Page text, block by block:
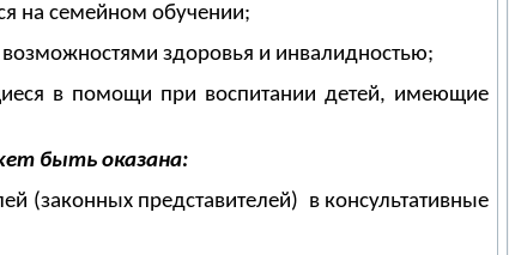
на семейном обучении;
здоровья и инвалидностью;
в помощи при воспитании детей, имеющие
быть оказана:
(законных представителей) в консультативные